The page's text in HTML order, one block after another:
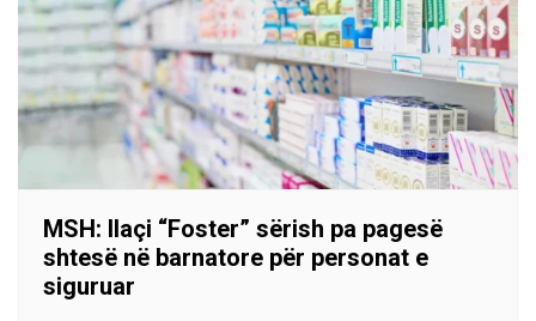
MSH: Ilaçi “Foster” sërish pa pagesë
shtesë në barnatore për personat e
siguruar